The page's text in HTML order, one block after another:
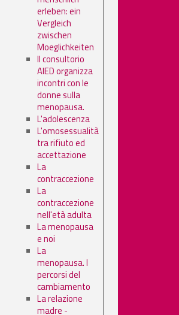
erleben: ein
Vergleich
zwischen
Moeglichkeiten
Il consultorio
AIED organizza
incontri con le
donne sulla
menopausa.
L'adolescenza
L'omosessualità
tra rifiuto ed
accettazione
La
contraccezione
La
contraccezione
nell'età adulta
La menopausa
e noi
La
menopausa. I
percorsi del
cambiamento
La relazione
madre -